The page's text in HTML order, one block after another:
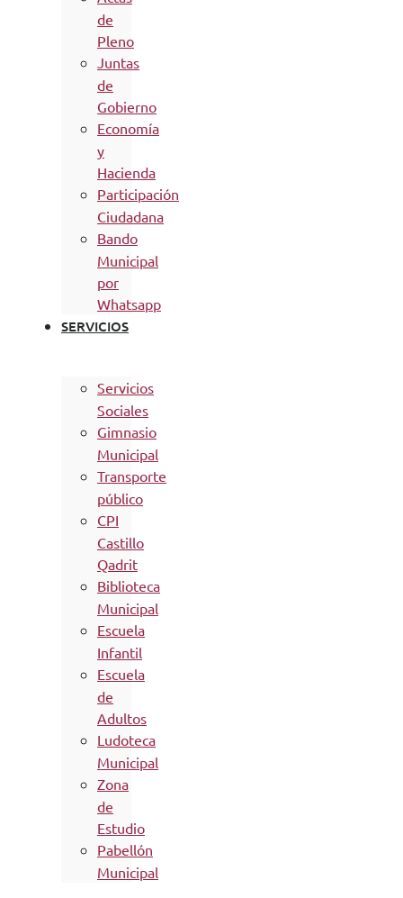
de
Pleno
Juntas
de
Gobierno
Economía
y
Hacienda
Participación
Ciudadana
Bando
Municipal
por
Whatsapp
SERVICIOS
Servicios
Sociales
Gimnasio
Municipal
Transporte
público
CPI
Castillo
Qadrit
Biblioteca
Municipal
Escuela
Infantil
Escuela
de
Adultos
Ludoteca
Municipal
Zona
de
Estudio
Pabellón
Municipal